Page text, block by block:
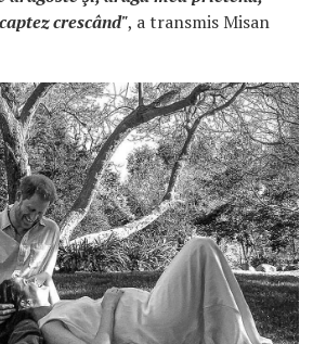
crescând", a transmis Misan